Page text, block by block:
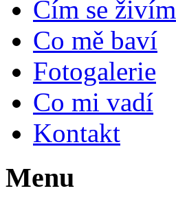
Čím se živím
Co mě baví
Fotogalerie
Co mi vadí
Kontakt
Menu